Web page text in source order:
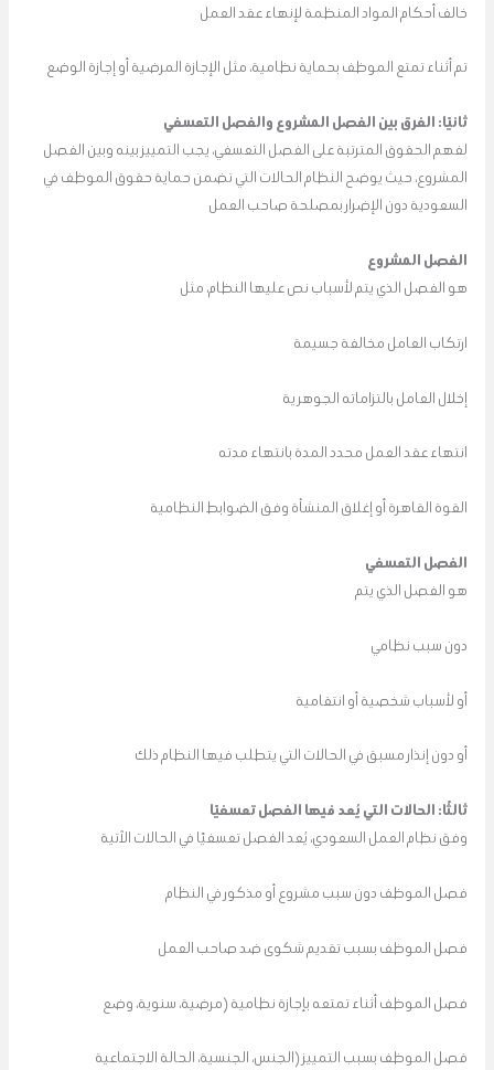
خالف أحكام المواد المنظمة لإنهاء عقد العمل
تم أثناء تمتع الموظف بحماية نظامية، مثل الإجازة المرضية أو إجازة الوضع
ثانيًا: الفرق بين الفصل المشروع والفصل التعسفي
لفهم الحقوق المترتبة على الفصل التعسفي، يجب التمييز بينه وبين الفصل
المشروع، حيث يوضح النظام الحالات التي تضمن حماية حقوق الموظف في
السعودية دون الإضرار بمصلحة صاحب العمل
الفصل المشروع
هو الفصل الذي يتم لأسباب نص عليها النظام، مثل
ارتكاب العامل مخالفة جسيمة
إخلال العامل بالتزاماته الجوهرية
انتهاء عقد العمل محدد المدة بانتهاء مدته
القوة القاهرة أو إغلاق المنشأة وفق الضوابط النظامية
الفصل التعسفي
هو الفصل الذي يتم
دون سبب نظامي
أو لأسباب شخصية أو انتقامية
أو دون إنذار مسبق في الحالات التي يتطلب فيها النظام ذلك
ثالثًا: الحالات التي يُعد فيها الفصل تعسفيًا
وفق نظام العمل السعودي، يُعد الفصل تعسفيًا في الحالات الآتية
فصل الموظف دون سبب مشروع أو مذكور في النظام
فصل الموظف بسبب تقديم شكوى ضد صاحب العمل
فصل الموظف أثناء تمتعه بإجازة نظامية (مرضية، سنوية، وضع
فصل الموظف بسبب التمييز (الجنس، الجنسية، الحالة الاجتماعية